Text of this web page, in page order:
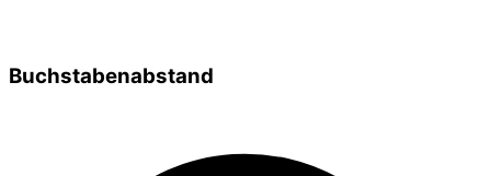
Buchstabenabstand